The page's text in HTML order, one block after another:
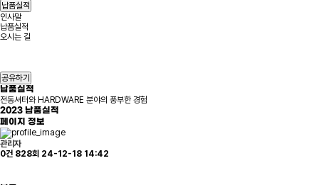
납품실적
인사말
납품실적
오시는 길
공유하기
납품실적
전동셔터와 HARDWARE 분야의 풍부한 경험
2023 납품실적
페이지 정보
관리자
0건 828회 24-12-18 14:42